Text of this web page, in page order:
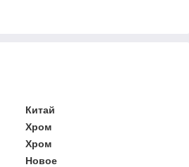
Китай
Хром
Хром
Новое